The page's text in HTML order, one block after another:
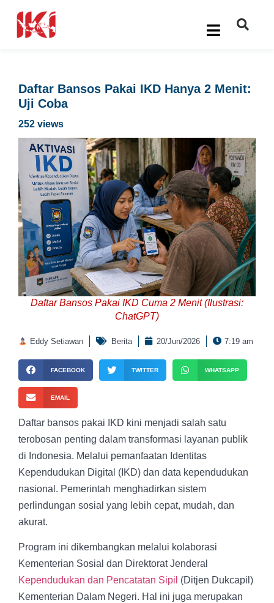
Daftar Bansos Pakai IKD Hanya 2 Menit:
Uji Coba
252 views
Daftar Bansos Pakai IKD Cuma 2 Menit (Ilustrasi:
ChatGPT)
Eddy Setiawan Berita 20/Jun/2026 7:19 am
FACEBOOK TWITTER WHATSAPP
EMAIL
Daftar bansos pakai IKD kini menjadi salah satu
terobosan penting dalam transformasi layanan publik
di Indonesia. Melalui pemanfaatan Identitas
Kependudukan Digital (IKD) dan data kependudukan
nasional. Pemerintah menghadirkan sistem
perlindungan sosial yang lebih cepat, mudah, dan
akurat.
Program ini dikembangkan melalui kolaborasi
Kementerian Sosial dan Direktorat Jenderal
Kependudukan dan Pencatatan Sipil (Ditjen Dukcapil)
Kementerian Dalam Negeri. Hal ini juga merupakan